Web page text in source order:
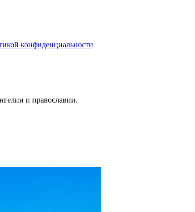
конфиденциальности
и православии.